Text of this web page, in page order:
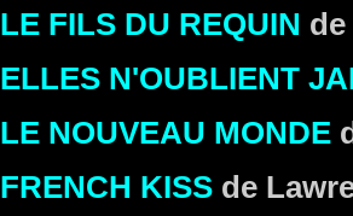
LE FILS DU REQUIN de
ELLES N'OUBLIENT
LE NOUVEAU MONDE
FRENCH KISS de